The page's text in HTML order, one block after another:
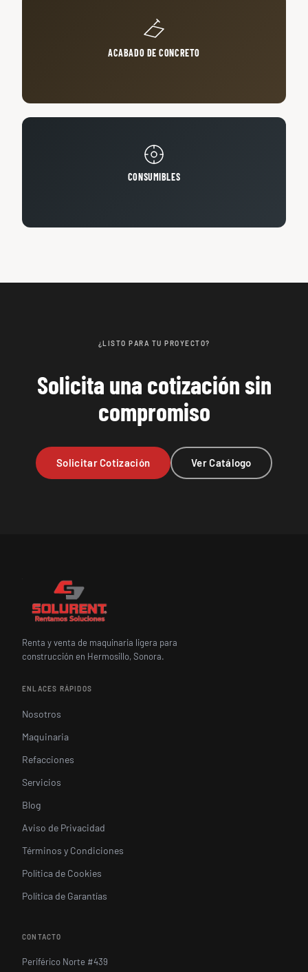
ACABADO DE CONCRETO
CONSUMIBLES
¿LISTO PARA TU PROYECTO?
Solicita una cotización sin
compromiso
Solicitar Cotización Ver Catálogo
Renta y venta de maquinaria ligera para
construcción en Hermosillo, Sonora.
ENLACES RÁPIDOS
Nosotros
Maquinaria
Refacciones
Servicios
Blog
Aviso de Privacidad
Términos y Condiciones
Política de Cookies
Política de Garantías
CONTACTO
Periférico Norte #439